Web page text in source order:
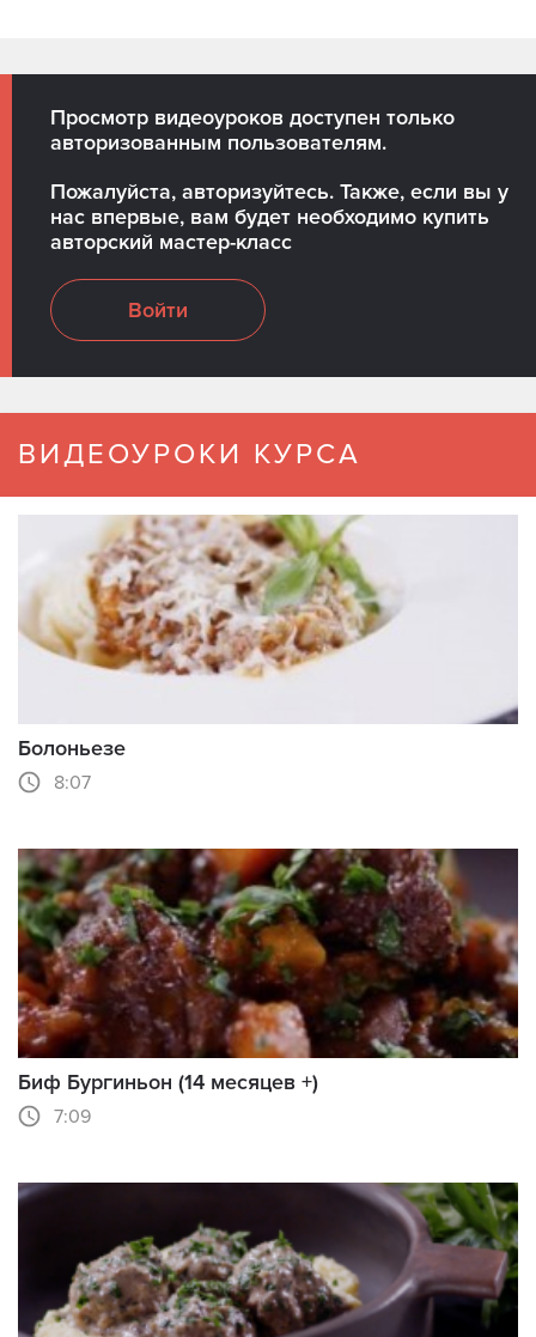
Просмотр видеоуроков доступен только
авторизованным пользователям.
Пожалуйста, авторизуйтесь. Также, если вы у
нас впервые, вам будет необходимо купить
авторский мастер-класс
Войти
ВИДЕОУРОКИ КУРСА
Болоньезе
8:07
Биф Бургиньон (14 месяцев +)
7:09